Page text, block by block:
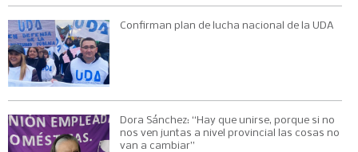
Confirman plan de lucha nacional de la UDA
Dora Sánchez: “Hay que unirse, porque si no
nos ven juntas a nivel provincial las cosas no
van a cambiar”